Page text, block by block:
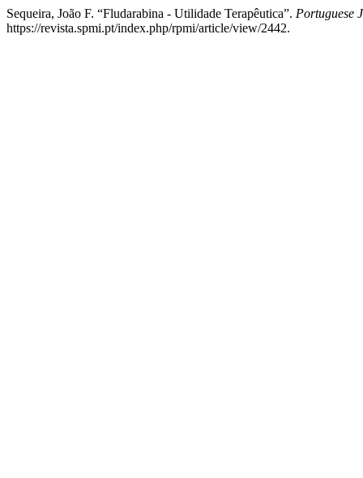
Sequeira, João F. “Fludarabina - Utilidade Terapêutica”. Portuguese
https://revista.spmi.pt/index.php/rpmi/article/view/2442.